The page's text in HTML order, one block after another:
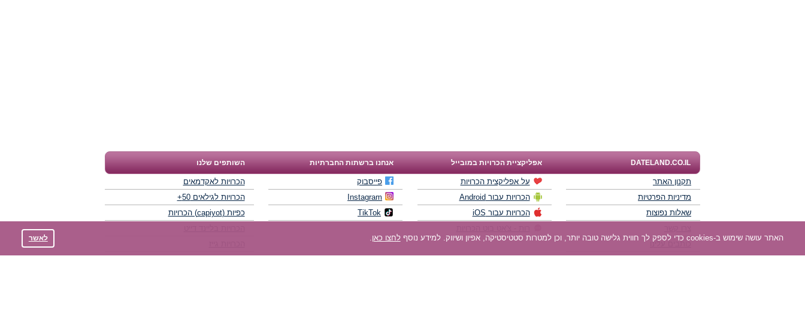
DATELAND.CO.IL אפליקציית הכרויות במובייל אנחנו ברשתות החברתיות השותפים שלנו
תקנון האתר
מדיניות הפרטיות
שאלות נפוצות
כותבים עלינו
על אפליקצית הכרויות
הכרויות עבור Android
הכרויות עבור iOS
פייסבוק
Instagram
TikTok
הכרויות לאקדמאים
הכרויות לגילאים 50+
כפיות (capiyot) הכרויות
האתר עושה שימוש ב-cookies כדי לספק לך חווית גלישה טובה יותר, וכן למטרות סטטיסטיקה, אפיון ושיווק. למידע נוסף לחצו כאן. לאשר